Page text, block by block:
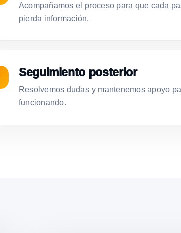
Acompañamos el proceso para que cada
pierda información.
Seguimiento posterior
Resolvemos dudas y mantenemos apoyo
funcionando.